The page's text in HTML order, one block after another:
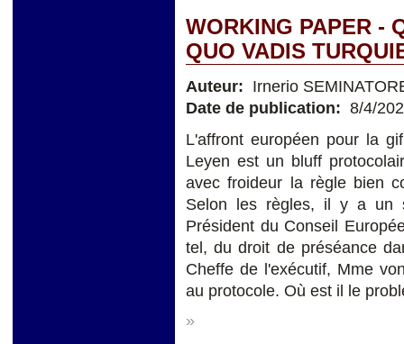
WORKING PAPER -
QUO VADIS
Auteur: Irnerio
Date de publication: 8/4/
L'affront européen pour la
Leyen est un bluff
avec froideur la règle bien
Selon les règles, il y a un
Président du Conseil
tel, du droit de préséance
Cheffe de l'exécutif, Mme
au protocole. Où est il le
»